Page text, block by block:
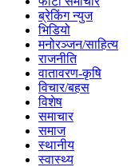
ब्रेकिंग न्युज
भिडियो
मनोरञ्जन/साहित्य
राजनीति
वातावरण-कृषि
विचार/बहस
विशेष
समाचार
समाज
स्थानीय
स्वास्थ्य